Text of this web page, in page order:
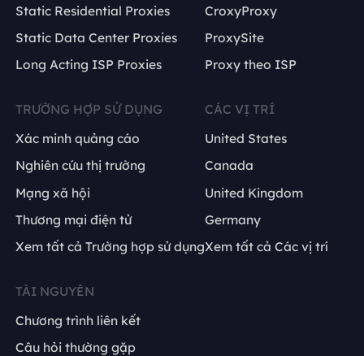
Static Residential Proxies
Static Data Center Proxies
Long Acting ISP Proxies
CroxyProxy
ProxySite
Proxy theo ISP
TRƯỜNG HỢP SỬ DỤNG
Xác minh quảng cáo
Nghiên cứu thị trường
Mạng xã hội
Thương mại điện tử
Xem tất cả Trường hợp sử dụng
CÁC VỊ TRÍ
United States
Canada
United Kingdom
Germany
Xem tất cả Các vị trí
TÀI NGUYÊN
Chương trình liên kết
Câu hỏi thường gặp